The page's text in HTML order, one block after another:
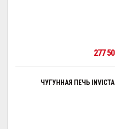
277
ЧУГУННАЯ ПЕЧЬ